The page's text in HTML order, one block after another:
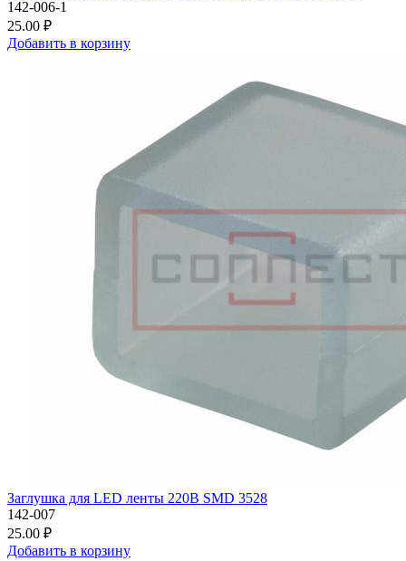
142-006-1
25.00 ₽
Добавить в корзину
Заглушка для LED ленты 220В SMD 3528
142-007
25.00 ₽
Добавить в корзину